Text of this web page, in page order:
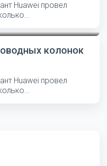
Huawei провел
колонок
Huawei провел